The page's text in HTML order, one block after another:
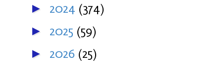
► 2024 (374)
► 2025 (59)
► 2026 (25)